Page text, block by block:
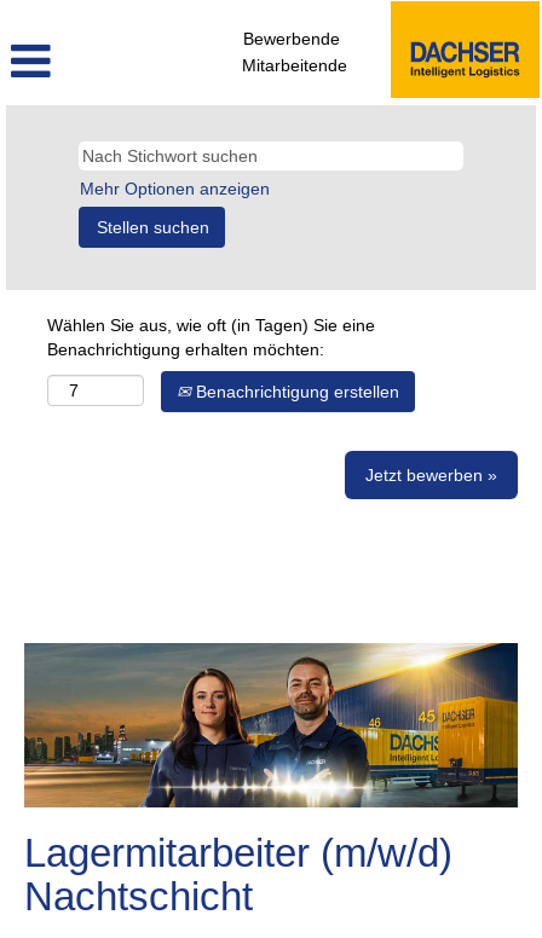
Bewerbende
Mitarbeitende
Mehr Optionen anzeigen
Wählen Sie aus, wie oft (in Tagen) Sie eine
Benachrichtigung erhalten möchten:
Benachrichtigung erstellen
Jetzt bewerben »
Lagermitarbeiter (m/w/d)
Nachtschicht